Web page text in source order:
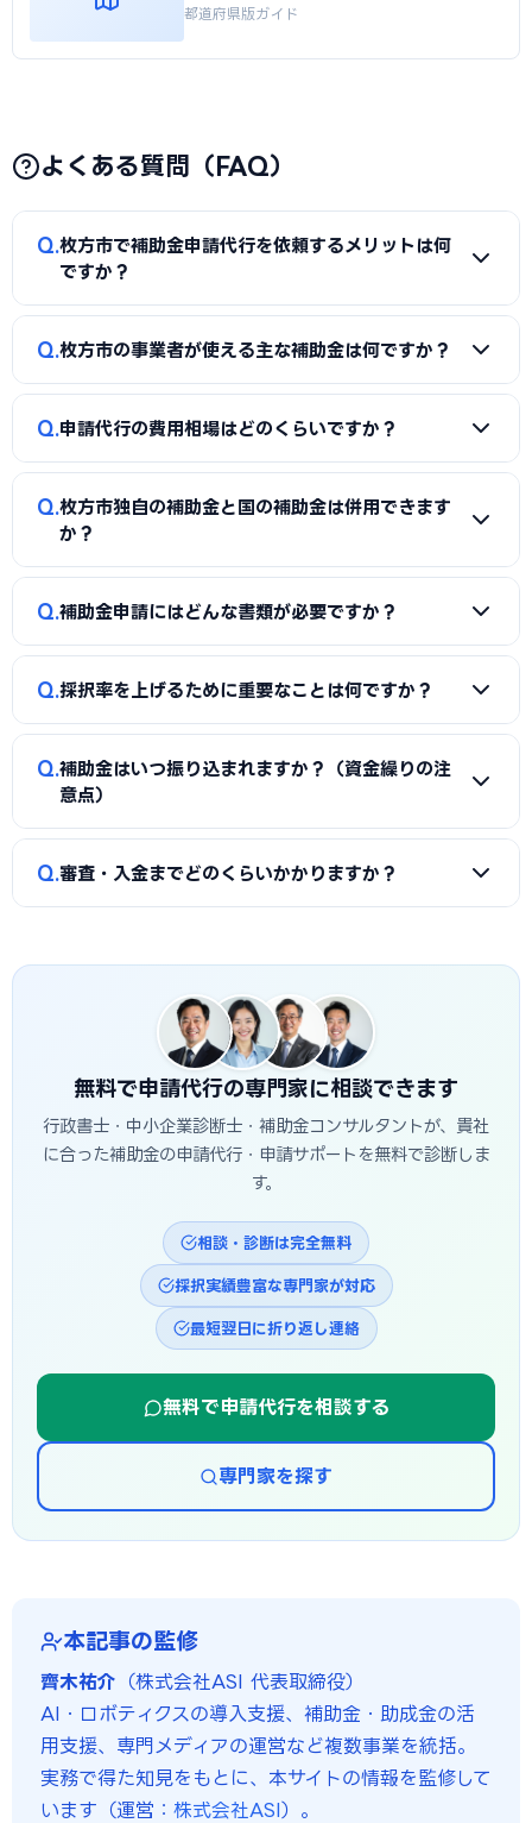
都道府県版ガイド
よくある質問（FAQ）
Q 枚方市で補助金申請代行を依頼するメリットは何
ですか？
A
補助金は事業計画書の完成度で採択率が大きく変わりま
成、必要書類の整備、申請システム（電子申請）の操作、採
択後の実績報告まで一貫してサポートを受けられます。本業に
Q 枚方市の事業者が使える主な補助金は何ですか？
A
国の「ものづくり補助金」「IT導入補助金」「小規模事
投資補助金」に加え、枚方市独自の補助金・助成金が活用で
きます。詳しくは本記事の「枚方市独自の補助金制度」「国
の主要補助金」の各セクションをご覧ください。
Q 申請代行の費用相場はどのくらいですか？
A
一般的に「着手金（無料〜数万円）＋成功報酬（採択額
の10〜15%程度）」の体系が多く、完全成功報酬型の事務所
約前に見積もりと報酬条件を必ず確認しましょう。当サイト
では枚方市に対応した実績豊富な専門家を無料でご紹介して
Q 枚方市独自の補助金と国の補助金は併用できます
か？
A
同一経費への重複申請はできませんが、対象経費を「設備
金）」のように分けることで、異なる経費項目について両方
を活用できるケースがあります。経費按分の計画は事前に専門
Q 補助金申請にはどんな書類が必要ですか？
A
一般的に、事業計画書、見積書、決算書（直近2期分）、
類（賃上げ表明・事業継続力強化計画の認定等）も求められ
ます。申請代行ではこれらの書類整備と不備チェックを代行
し、差し戻しによる遅延を防ぎます。
Q 採択率を上げるために重要なことは何ですか？
A
①公募要領の加点項目を漏れなく満たすこと、②課題・解
決策・効果を定量的（数値）で示すこと、③事業の革新性と
市の地域特性や自社の強みを盛り込んだ計画書ほど高く評価
されます。申請代行はこの作り込みを専門的に支援します。
Q 補助金はいつ振り込まれますか？（資金繰りの注
意点）
A
補助金は原則「後払い（精算払い）」です。採択後にいっ
Q 審査・入金までどのくらいかかりますか？
決定・事業実施・実績報告を経て入金されるため、申請から
入金まで半年〜1年程度かかるのが一般的です。枚方市独自の
補助金は予算上限に達し次第終了する場合があるため、早め
の相談・申請が有利です。
無料で申請代行の専門家に相談できます
行政書士・中小企業診断士・補助金コンサルタントが、貴社
に合った補助金の申請代行・申請サポートを無料で診断しま
す。
相談・診断は完全無料
採択実績豊富な専門家が対応
最短翌日に折り返し連絡
無料で申請代行を相談する
専門家を探す
本記事の監修
齊木祐介 （株式会社ASI 代表取締役）
AI・ロボティクスの導入支援、補助金・助成金の活
用支援、専門メディアの運営など複数事業を統括。
実務で得た知見をもとに、本サイトの情報を監修して
います（運営： 株式会社ASI）。